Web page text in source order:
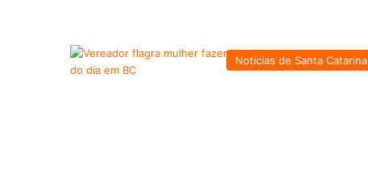
Notícias de Santa Catarina